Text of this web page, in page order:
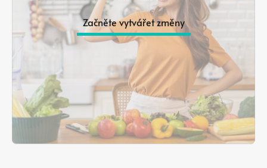
Začněte vytvářet změny